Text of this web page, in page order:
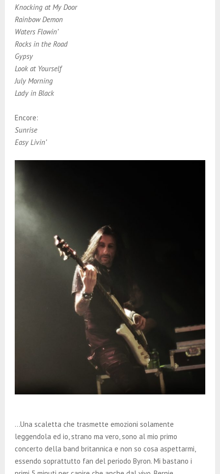
Knocking at My Door
Rainbow Demon
Waters Flowin’
Rocks in the Road
Gypsy
Look at Yourself
July Morning
Lady in Black
Encore:
Sunrise
Easy Livin’
…Una scaletta che trasmette emozioni solamente
leggendola ed io, strano ma vero, sono al mio primo
concerto della band britannica e non so cosa aspettarmi,
essendo soprattutto fan del periodo Byron. Mi bastano i